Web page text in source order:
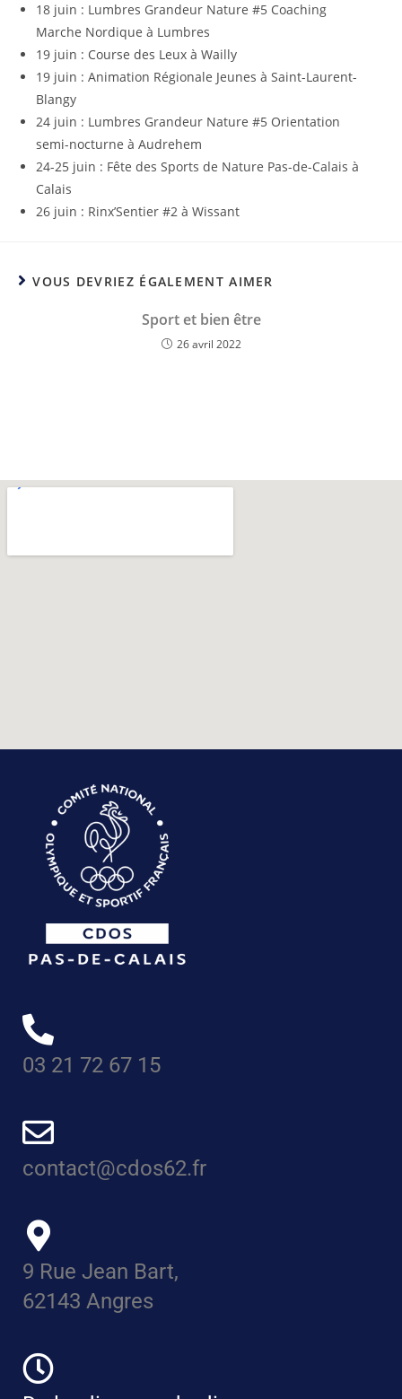
18 juin : Lumbres Grandeur Nature #5 Coaching
Marche Nordique à Lumbres
19 juin : Course des Leux à Wailly
19 juin : Animation Régionale Jeunes à Saint-Laurent-
Blangy
24 juin : Lumbres Grandeur Nature #5 Orientation
semi-nocturne à Audrehem
24-25 juin : Fête des Sports de Nature Pas-de-Calais à
Calais
26 juin : Rinx’Sentier #2 à Wissant
VOUS DEVRIEZ ÉGALEMENT AIMER
Sport et bien être
26 avril 2022
03 21 72 67 15
contact@cdos62.fr
9 Rue Jean Bart,
62143 Angres